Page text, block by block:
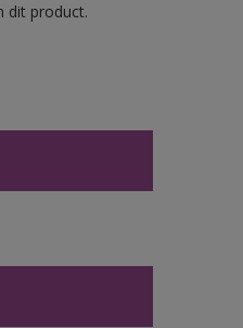
dit product.